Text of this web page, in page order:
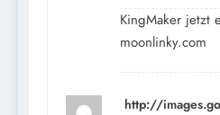
KingMaker jetzt
moonlinky.com
http://